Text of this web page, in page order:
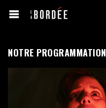
NOTRE PROGRAMMATION